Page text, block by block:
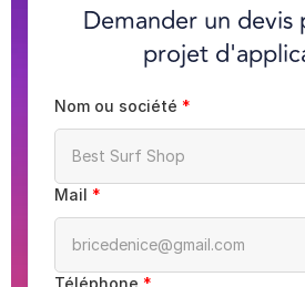
Demander un
projet
Nom ou société *
Mail *
Téléphone *